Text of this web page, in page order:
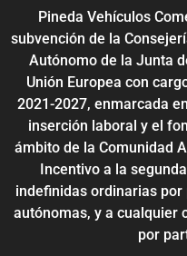
Pineda Vehículos
subvención de la
Autónomo de la Junta
Unión Europea con
2021-2027, enmarcada
inserción laboral y el
ámbito de la Comunidad
Incentivo a la
indefinidas ordinarias
autónomas, y a cualquier
por